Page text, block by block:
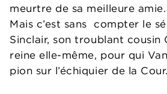
meurtre de sa meilleure amie.
Mais c’est sans compter le
Sinclair, son troublant cousin
reine elle-même, pour qui
pion sur l’échiquier de la Cour.